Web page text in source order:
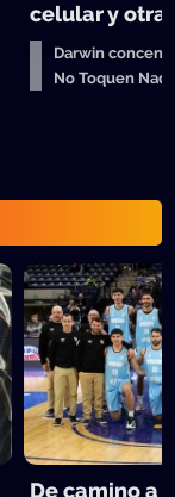
celular y
Darwin
No Toquen
De camino a